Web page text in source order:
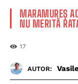
MARAMUREȘ
NU MERITĂ
17
AUTOR: